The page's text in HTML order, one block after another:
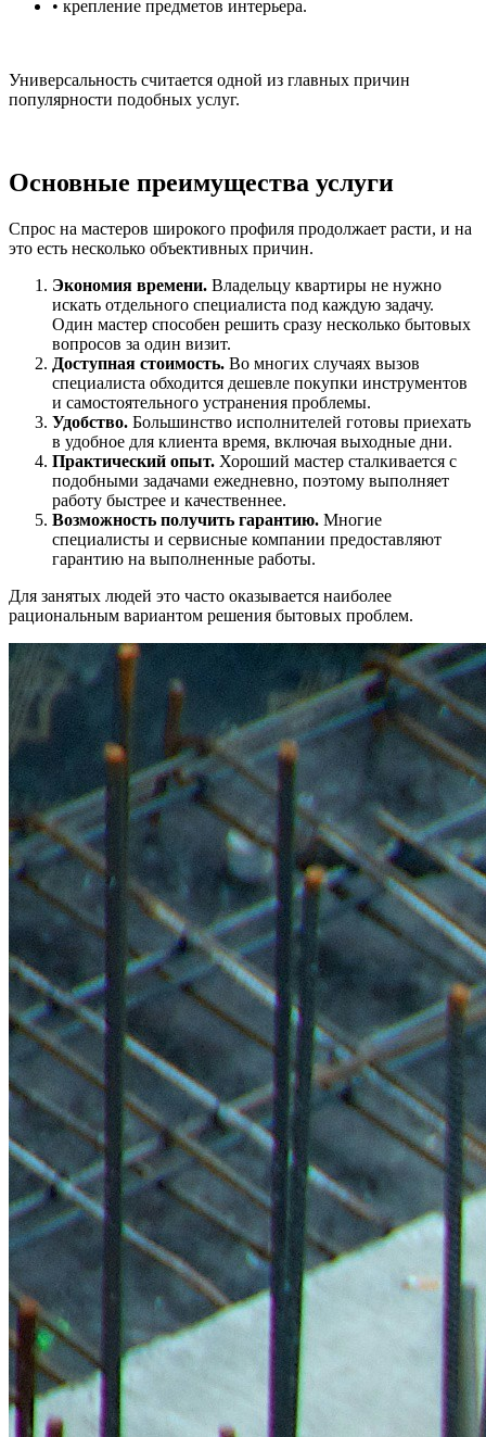
• крепление предметов интерьера.
Универсальность считается одной из главных причин
популярности подобных услуг.
Основные преимущества услуги
Спрос на мастеров широкого профиля продолжает расти, и на
это есть несколько объективных причин.
Экономия времени. Владельцу квартиры не нужно
искать отдельного специалиста под каждую задачу.
Один мастер способен решить сразу несколько бытовых
вопросов за один визит.
Доступная стоимость. Во многих случаях вызов
специалиста обходится дешевле покупки инструментов
и самостоятельного устранения проблемы.
Удобство. Большинство исполнителей готовы приехать
в удобное для клиента время, включая выходные дни.
Практический опыт. Хороший мастер сталкивается с
подобными задачами ежедневно, поэтому выполняет
работу быстрее и качественнее.
Возможность получить гарантию. Многие
специалисты и сервисные компании предоставляют
гарантию на выполненные работы.
Для занятых людей это часто оказывается наиболее
рациональным вариантом решения бытовых проблем.